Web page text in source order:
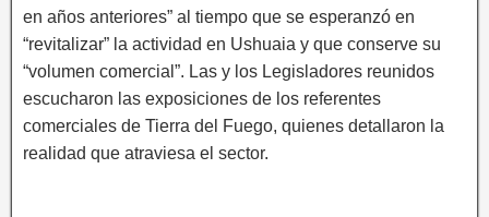
en años anteriores” al tiempo que se esperanzó en
“revitalizar” la actividad en Ushuaia y que conserve su
“volumen comercial”. Las y los Legisladores reunidos
escucharon las exposiciones de los referentes
comerciales de Tierra del Fuego, quienes detallaron la
realidad que atraviesa el sector.